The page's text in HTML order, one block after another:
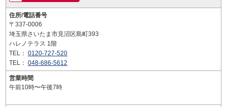
住所/電話番号
〒337-0006
埼玉県さいたま市見沼区島町393
ハレノテラス 1階
TEL： 0120-727-520
TEL： 048-686-5612
営業時間
午前10時〜午後7時